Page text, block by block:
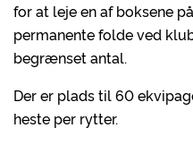
for at leje en af boksene
permanente folde ved
begrænset antal.
Der er plads til 60
heste per rytter.